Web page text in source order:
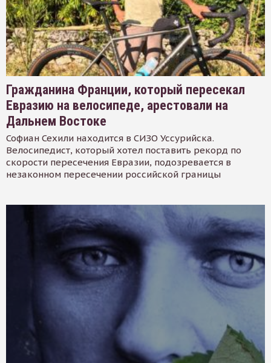
Гражданина Франции, который пересекал
Евразию на велосипеде, арестовали на
Дальнем Востоке
Софиан Сехили находится в СИЗО Уссурийска.
Велосипедист, который хотел поставить рекорд по
скорости пересечения Евразии, подозревается в
незаконном пересечении российской границы